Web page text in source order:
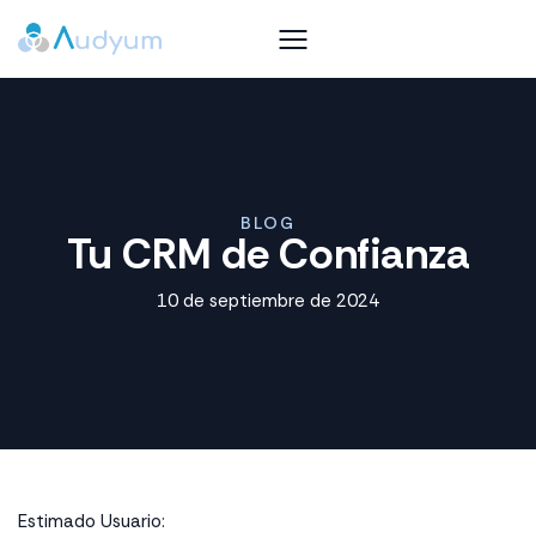
BLOG
Tu CRM de Confianza
10 de septiembre de 2024
Estimado Usuario: